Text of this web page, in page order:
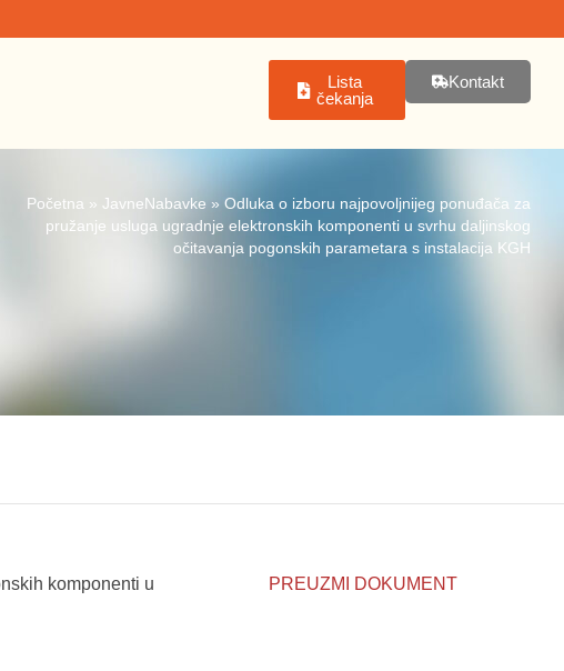
Lista
čekanja
Kontakt
Početna » JavneNabavke » Odluka o izboru najpovoljnijeg ponuđača za
pružanje usluga ugradnje elektronskih komponenti u svrhu daljinskog
očitavanja pogonskih parametara s instalacija KGH
komponenti u
PREUZMI DOKUMENT